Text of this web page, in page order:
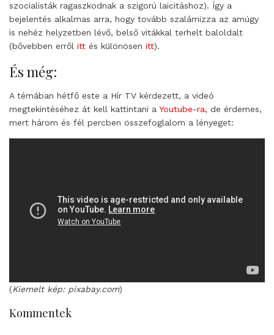
szocialisták ragaszkodnak a szigorú laicitáshoz). Így a
bejelentés alkalmas arra, hogy tovább szalámizza az amúgy
is nehéz helyzetben lévő, belső vitákkal terhelt baloldalt
(bővebben erről itt és különösen itt).
És még:
A témában hétfő este a Hír TV kérdezett, a videó
megtekintéséhez át kell kattintani a Youtube-ra, de érdemes,
mert három és fél percben összefoglalom a lényeget:
(Kiemelt kép: pixabay.com)
Kommentek